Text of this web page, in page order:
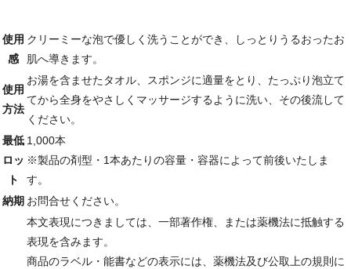
使用
感
クリーミーな泡で優しく洗うことができ、しっとりうるおったお
肌へ導きます。
使用
方法
お湯を含ませたタオル、スポンジに適量をとり、たっぷり泡立て
てから全身をやさしくマッサージするように洗い、その後流して
ください。
最低
ロッ
ト
1,000本
※製品の剤型・1本あたりの容量・容器によって前後いたしま
す。
納期 お問合せください。
本文表現につきましては、一部著作権、または薬機法に抵触する
表現を含みます。
商品のラベル・能書などの表示には、薬機法及び公取上の規則に